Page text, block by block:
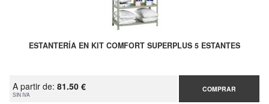
ESTANTERÍA EN KIT COMFORT SUPERPLUS 5 ESTANTES
A partir de: 81.50 €
SIN IVA
COMPRAR